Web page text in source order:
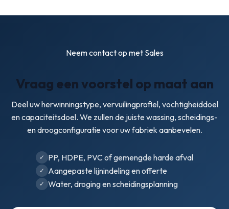
Neem contact op met Sales
Vraag een voorstel op maat aan
Deel uw herwinningstype, vervuilingprofiel, vochtigheiddoel
en capaciteitsdoel. We zullen de juiste wassing, scheidings-
en droogconfiguratie voor uw fabriek aanbevelen.
PP, HDPE, PVC of gemengde harde afval
Aangepaste lijnindeling en offerte
Water, droging en scheidingsplanning